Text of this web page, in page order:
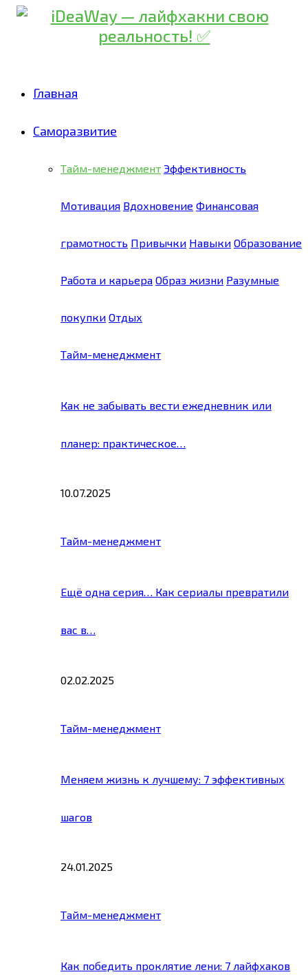
Главная
Саморазвитие
Тайм-менеджмент Эффективность
Мотивация Вдохновение Финансовая
грамотность Привычки Навыки Образование
Работа и карьера Образ жизни Разумные
покупки Отдых
Тайм-менеджмент
Как не забывать вести ежедневник или
планер: практическое…
10.07.2025
Тайм-менеджмент
Ещё одна серия… Как сериалы превратили
вас в…
02.02.2025
Тайм-менеджмент
Меняем жизнь к лучшему: 7 эффективных
шагов
24.01.2025
Тайм-менеджмент
Как победить проклятие лени: 7 лайфхаков